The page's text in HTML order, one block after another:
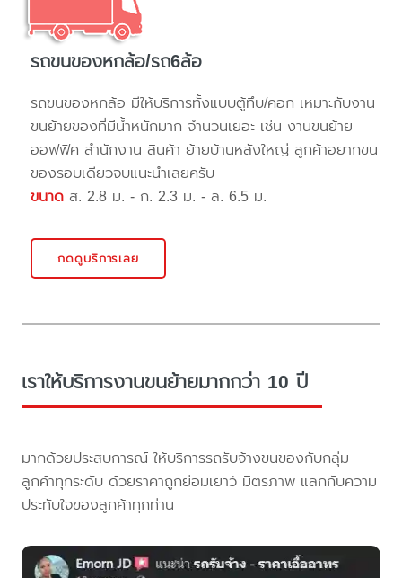
รถขนของหกล้อ/รถ6ล้อ
รถขนของหกล้อ มีให้บริการทั้งแบบตู้ทึบ/คอก เหมาะกับงาน
ขนย้ายของที่มีน้ำหนักมาก จำนวนเยอะ เช่น งานขนย้าย
ออฟฟิศ สำนักงาน สินค้า ย้ายบ้านหลังใหญ่ ลูกค้าอยากขน
ของรอบเดียวจบแนะนำเลยครับ
ขนาด ส. 2.8 ม. - ก. 2.3 ม. - ล. 6.5 ม.
กดดูบริการเลย
เราให้บริการงานขนย้ายมากกว่า 10 ปี
มากด้วยประสบการณ์ ให้บริการรถรับจ้างขนของกับกลุ่ม
ลูกค้าทุกระดับ ด้วยราคาถูกย่อมเยาว์ มิตรภาพ แลกกับความ
ประทับใจของลูกค้าทุกท่าน